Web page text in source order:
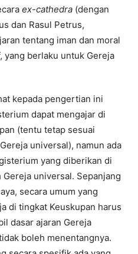
ex-cathedra (dengan
dan Rasul Petrus,
tentang iman dan moral
yang berlaku untuk Gereja
kepada pengertian ini
dapat mengajar di
(tentu tetap sesuai
universal), namun ada
yang diberikan di
universal. Sepanjang
secara umum yang
di tingkat Keuskupan harus
dasar ajaran Gereja
boleh menentangnya.